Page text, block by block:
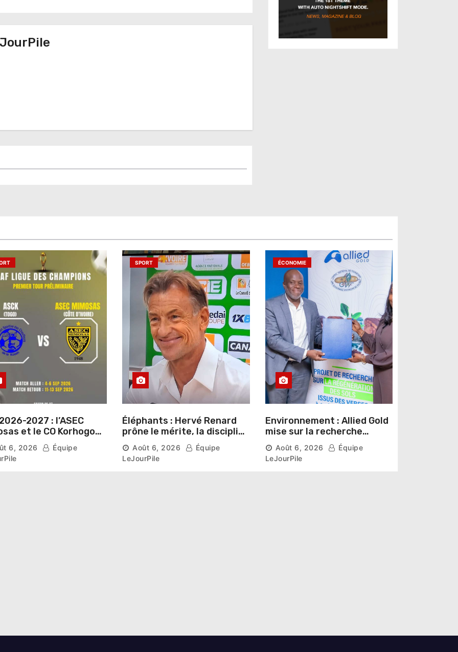
2027 : l’ASEC
et le CO Korhogo
leur route vers
de groupes
6, 2026
Équipe
SPORT
Éléphants : Hervé Renard
prône le mérite, la discipline
et l’esprit collectif pour un
nouveau départ
Août 6, 2026
Équipe
LeJourPile
ÉCONOMIE
Environnement : Allied Gold
mise sur la recherche
scientifique pour restaurer
les sols de ses sites miniers
Août 6, 2026
Équipe
LeJourPile